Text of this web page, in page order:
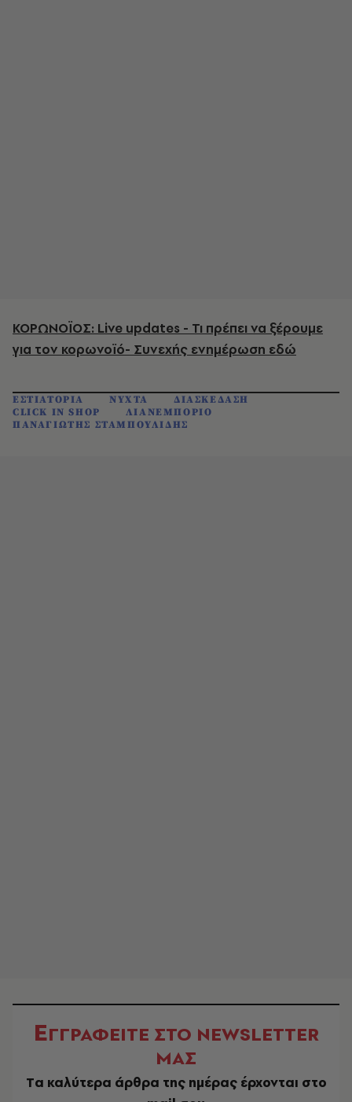
ΚΟΡΩΝΟΪΟΣ: Live updates - Τι πρέπει να ξέρουμε
για τον κορωνοϊό- Συνεχής ενημέρωση εδώ
ΕΣΤΙΑΤΟΡΙΑ ΝΥΧΤΑ
ΔΙΑΣΚΕΔΑΣΗ
CLICK IN SHOP
ΛΙΑΝΕΜΠΟΡΙΟ
ΠΑΝΑΓΙΩΤΗΣ ΣΤΑΜΠΟΥΛΙΔΗΣ
ΕΓΓΡΑΦΕΙΤΕ ΣΤΟ NEWSLETTER
ΜΑΣ
Tα καλύτερα άρθρα της ημέρας έρχονται στο